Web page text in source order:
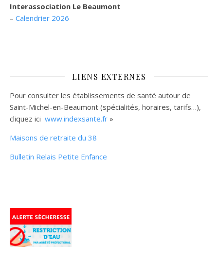
Interassociation Le Beaumont
– Calendrier 2026
LIENS EXTERNES
Pour consulter les établissements de santé autour de
Saint-Michel-en-Beaumont (spécialités, horaires, tarifs…),
cliquez ici www.indexsante.fr »
Maisons de retraite du 38
Bulletin Relais Petite Enfance